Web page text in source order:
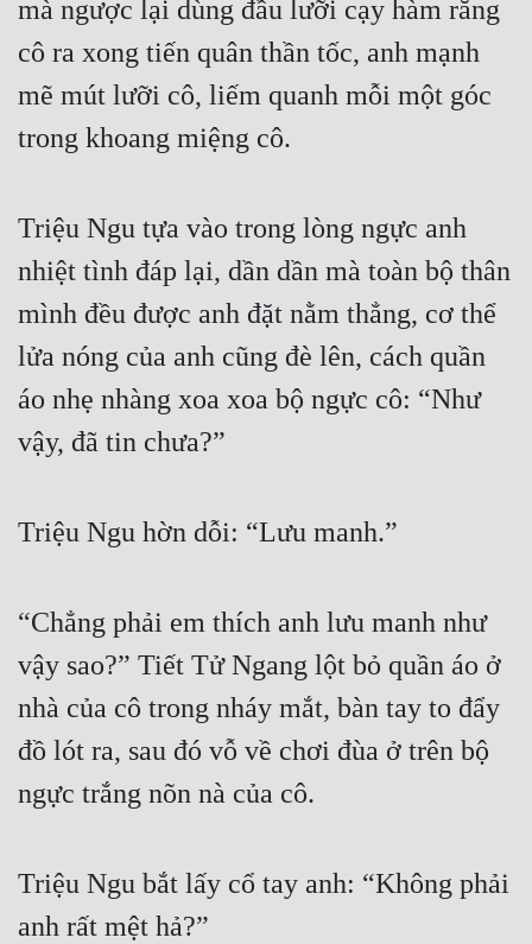
mà ngược lại dùng đầu lưỡi cạy hàm răng
cô ra xong tiến quân thần tốc, anh mạnh
mẽ mút lưỡi cô, liếm quanh mỗi một góc
trong khoang miệng cô.
Triệu Ngu tựa vào trong lòng ngực anh
nhiệt tình đáp lại, dần dần mà toàn bộ thân
mình đều được anh đặt nằm thẳng, cơ thể
lửa nóng của anh cũng đè lên, cách quần
áo nhẹ nhàng xoa xoa bộ ngực cô: “Như
vậy, đã tin chưa?”
Triệu Ngu hờn dỗi: “Lưu manh.”
“Chẳng phải em thích anh lưu manh như
vậy sao?” Tiết Tử Ngang lột bỏ quần áo ở
nhà của cô trong nháy mắt, bàn tay to đẩy
đồ lót ra, sau đó vỗ về chơi đùa ở trên bộ
ngực trắng nõn nà của cô.
Triệu Ngu bắt lấy cổ tay anh: “Không phải
anh rất mệt hả?”